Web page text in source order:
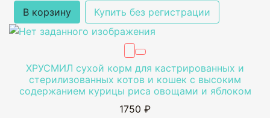
В корзину Купить без регистрации
ХРУСМИЛ сухой корм для кастрированных и
стерилизованных котов и кошек с высоким
содержанием курицы риса овощами и яблоком
1750 ₽